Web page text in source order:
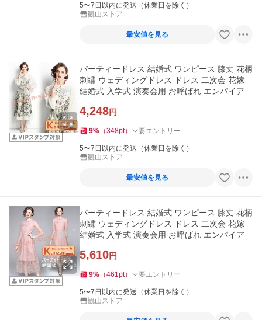
5〜7日以内に発送（休業日を除く）
観山ストア
最安値を見る
パーティードレス 結婚式 ワンピース 膝丈 花柄
刺繍 ウェディングドレス ドレス 二次会 花嫁
結婚式 入学式 演奏会用 お呼ばれ エンパイア
4,248円
9% （348pt） 要エントリー
5〜7日以内に発送（休業日を除く）
観山ストア
最安値を見る
パーティードレス 結婚式 ワンピース 膝丈 花柄
刺繍 ウェディングドレス ドレス 二次会 花嫁
結婚式 入学式 演奏会用 お呼ばれ エンパイア
5,610円
9% （461pt） 要エントリー
5〜7日以内に発送（休業日を除く）
観山ストア